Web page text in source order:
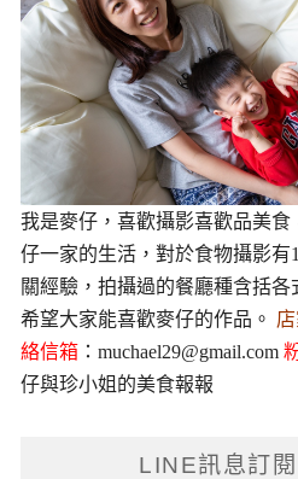
我是麥仔，喜歡攝影喜歡品美食
仔一家的生活，對於食物攝影有
關經驗，拍攝過的餐廳種含括各
希望大家能喜歡麥仔的作品。
絡信箱： muchael29@gmail.com
仔與珍小姐的美食報報
LINE訊息訂閱